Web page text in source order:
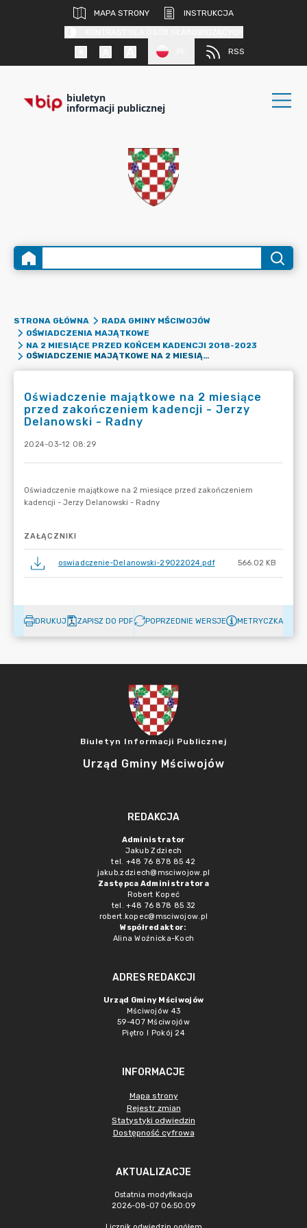
MAPA STRONY
INSTRUKCJA
RSS
biuletyn
informacji publicznej
STRONA GŁÓWNA
RADA GMINY MŚCIWOJÓW
OŚWIADCZENIA MAJĄTKOWE
NA 2 MIESIĄCE PRZED KOŃCEM KADENCJI 2018-2023
OŚWIADCZENIE MAJĄTKOWE NA 2 MIESIĄCE PRZED ZAKOŃCZENIEM KADENCJI - JERZY DELANOWSKI - RADNY
Oświadczenie majątkowe na 2 miesiące
przed zakończeniem kadencji - Jerzy
Delanowski - Radny
2024-03-12 08:29
ZAŁĄCZNIKI
oswiadczenie-Delanowski-29022024.pdf 566.02 KB
DRUKUJ ZAPISZ DO PDF POPRZEDNIE WERSJE METRYCZKA
Biuletyn Informacji Publicznej
Urząd Gminy Mściwojów
REDAKCJA
Administrator
Jakub Zdziech
tel. +48 76 878 85 42
jakub.zdziech@msciwojow.pl
Zastępca Administratora
Robert Kopeć
tel. +48 76 878 85 32
robert.kopec@msciwojow.pl
Współredaktor:
Alina Woźnicka-Koch
ADRES REDAKCJI
Urząd Gminy Mściwojów
Mściwojów 43
59-407 Mściwojów
Piętro I Pokój 24
INFORMACJE
Mapa strony
Rejestr zmian
Statystyki odwiedzin
Dostępność cyfrowa
AKTUALIZACJE
Ostatnia modyfikacja
2026-08-07 06:50:09